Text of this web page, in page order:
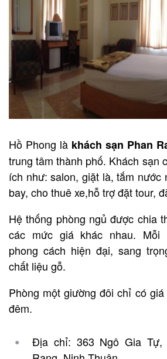
Hồ Phong là khách sạn Phan
trung tâm thành phố. Khách sạn
ích như: salon, giặt là, tắm nước
bay, cho thuê xe,hỗ trợ đặt tour,
Hệ thống phòng ngủ được chia
các mức giá khác nhau. Mỗi
phong cách hiện đại, sang
chất liệu gỗ.
Phòng một giường đôi chỉ có
đêm.
Địa chỉ: 363 Ngô Gia Tự,